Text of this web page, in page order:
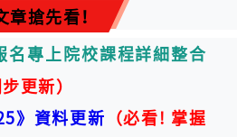
章搶先看！
名專上院校課程詳細整合
更新）
》資料更新 （必看! 掌握